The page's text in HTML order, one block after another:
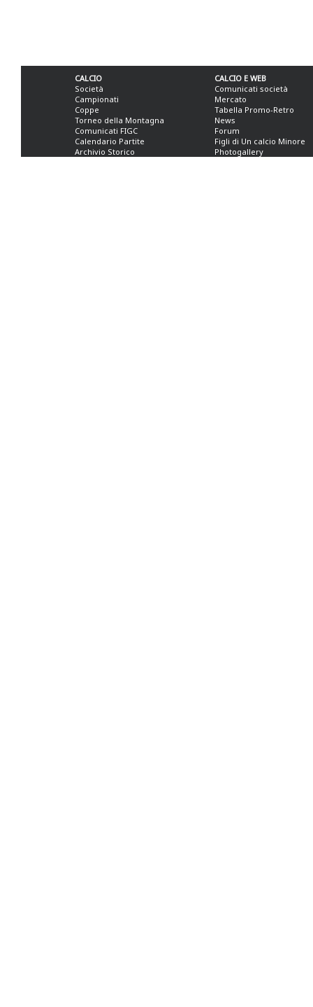
CALCIO
Società
Campionati
Coppe
Torneo della Montagna
Comunicati FIGC
Calendario Partite
Archivio Storico
CALCIO E WEB
Comunicati società
Mercato
Tabella Promo-Retro
News
Forum
Figli di Un calcio Minore
Photogallery